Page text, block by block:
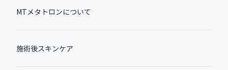
MTメタトロンについて
施術後スキンケア